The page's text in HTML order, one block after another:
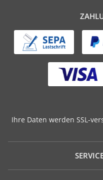
Ihre Daten werden SSL-